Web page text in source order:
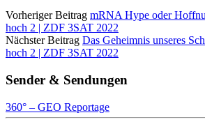
Vorheriger Beitrag mRNA Hype oder
hoch 2 | ZDF 3SAT 2022
Nächster Beitrag Das Geheimnis unseres
hoch 2 | ZDF 3SAT 2022
Sender & Sendungen
360° – GEO Reportage